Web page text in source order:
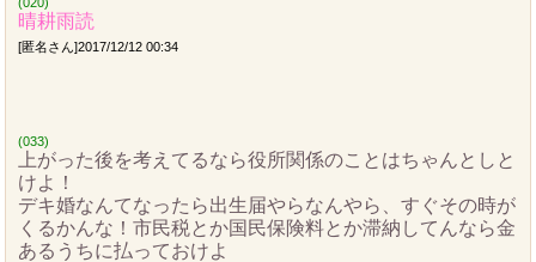
晴耕雨読
[匿名さん]2017/12/12 00:34
(033)
上がった後を考えてるなら役所関係のことはちゃんとしと
けよ！
デキ婚なんてなったら出生届やらなんやら、すぐその時が
くるかんな！市民税とか国民保険料とか滞納してんなら金
あるうちに払っておけよ